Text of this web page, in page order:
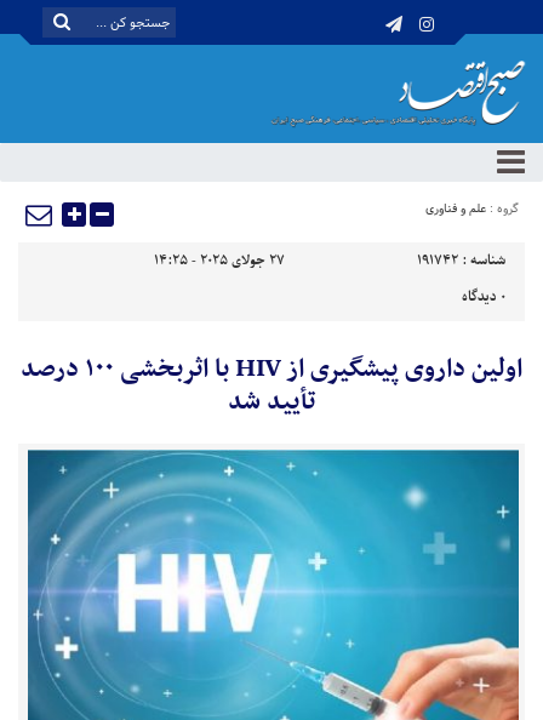
گروه : علم و فناوری
شناسه : 191742
27 جولای 2025 - 14:25
0 دیدگاه
اولین داروی پیشگیری از HIV با اثربخشی ۱۰۰ درصد
تأیید شد